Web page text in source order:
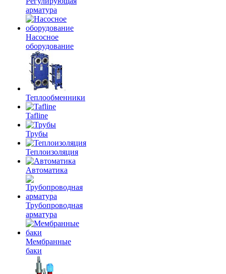
арматура
Насосное
оборудование
Теплообменники
Tafline
Трубы
Теплоизоляция
Автоматика
Трубопроводная
арматура
Мембранные
баки